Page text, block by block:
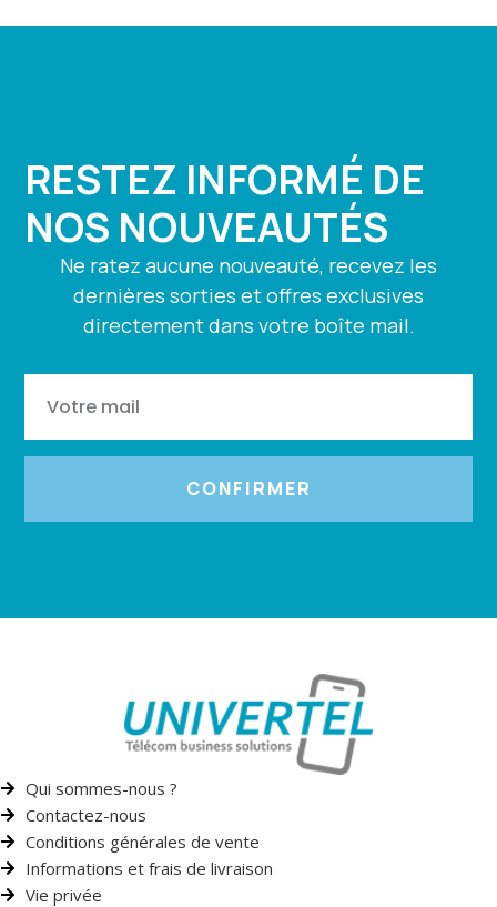
RESTEZ INFORMÉ DE
NOS NOUVEAUTÉS
Ne ratez aucune nouveauté, recevez les
dernières sorties et offres exclusives
directement dans votre boîte mail.
CONFIRMER
Qui sommes-nous ?
Contactez-nous
Conditions générales de vente
Informations et frais de livraison
Vie privée